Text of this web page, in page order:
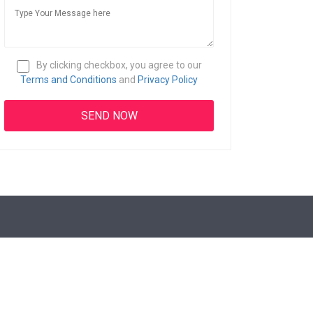
By clicking checkbox, you agree to our
Terms and Conditions and Privacy Policy